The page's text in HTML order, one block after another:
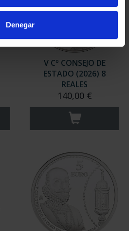
Denegar
V Cº CONSEJO DE
ESTADO (2026) 8
REALES
140,00 €